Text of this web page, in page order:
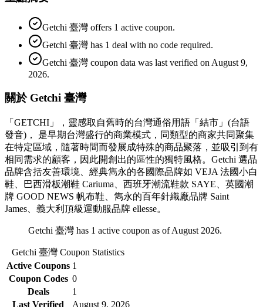
Getchi 臺灣 offers 1 active coupon.
Getchi 臺灣 has 1 deal with no code required.
Getchi 臺灣 coupon data was last verified on August 9,
2026.
關於 Getchi 臺灣
「GETCHI」，靈感取自舊時的台灣通俗用語「結市」(台語
發音)， 是早期台灣盛行的商業模式，同類型的商家共同聚集
在特定區域，隨著時間而發展成特殊的商品聚落，並吸引到有
相同需求的顧客，因此開創出的區性的獨特風格。Getchi 選品
品牌含括友善環境、經典雋永的各國際品牌如 VEJA 法國小白
鞋、巴西滑板潮鞋 Cariuma、西班牙潮流鞋款 SAYE、英國潮
牌 GOOD NEWS 帆布鞋、雋永的百年針織廠品牌 Saint
James、義大利頂級運動服品牌 ellesse。
Getchi 臺灣 has 1 active coupon as of August 2026.
Getchi 臺灣 Coupon Statistics
Active Coupons 1
Coupon Codes 0
Deals
1
Last Verified
August 9, 2026